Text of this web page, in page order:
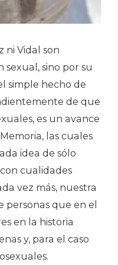
ni Vidal son
sexual, sino por su
simple hecho de
de que
es un avance
las cuales
idea de sólo
cualidades
vez más, nuestra
personas que en el
en la historia
y, para el caso